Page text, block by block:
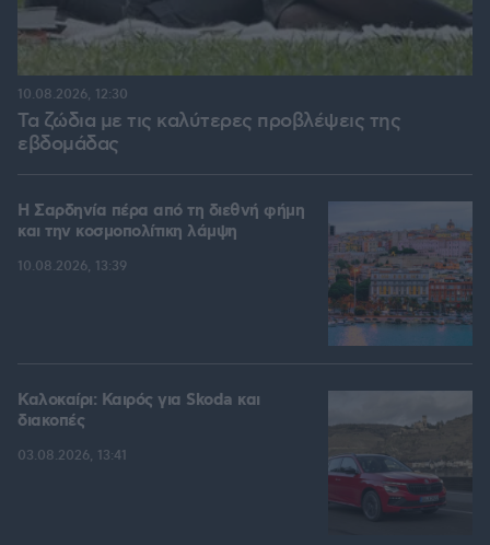
Τα ζώδια με τις καλύτερες προβλέψεις της
εβδομάδας
10.08.2026, 12:30
Η Σαρδηνία πέρα από τη διεθνή φήμη
και την κοσμοπολίτικη λάμψη
10.08.2026, 13:39
Καλοκαίρι: Καιρός για Skoda και
διακοπές
03.08.2026, 13:41